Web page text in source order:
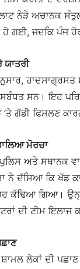
ਨੇੜੇ ਅਚਾਨਕ
ਹੋ ਗਈ, ਜਦਕਿ ਪੰਜ
ਸਨ। ਇਹ
’ਤੇ ਗੱਡੀ ਫਿਸਲਣ
ਮੋਰਚਾ
ਅਤੇ ਸਥਾਨਕ
ਨੇ ਦੱਸਿਆ ਕਿ ਖੱਡ
ਕੱਢਿਆ ਗਿਆ।
ਦੀ ਟੀਮ ਇਲਾਜ
ਲੋਕਾਂ ਦੀ